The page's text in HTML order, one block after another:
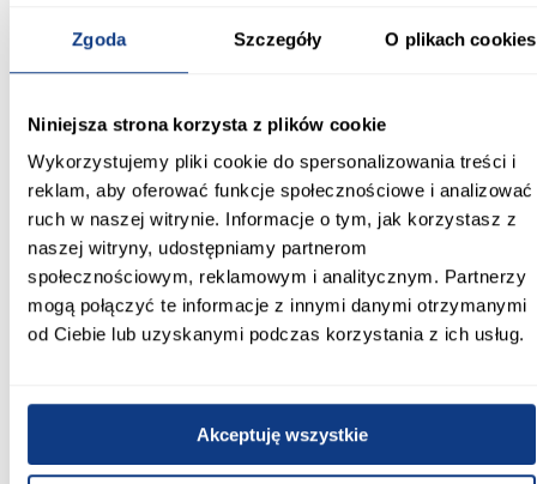
Zgoda Szczegóły O plikach cookies
Niniejsza strona korzysta z plików cookie
Wykorzystujemy pliki cookie do spersonalizowania treści i
reklam, aby oferować funkcje społecznościowe i analizować
ruch w naszej witrynie. Informacje o tym, jak korzystasz z
naszej witryny, udostępniamy partnerom
społecznościowym, reklamowym i analitycznym. Partnerzy
mogą połączyć te informacje z innymi danymi otrzymanymi
od Ciebie lub uzyskanymi podczas korzystania z ich usług.
Akceptuję wszystkie
stylu. Solidna konstrukcja i przemyślany układ sprawiają, że
Kształt:
proste
Rodzaj drzwi:
Oświetlenie: